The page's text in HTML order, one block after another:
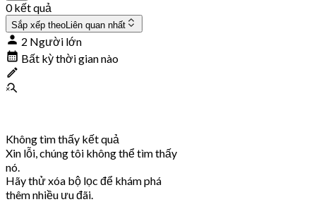
0 kết quả
Sắp xếp theoLiên quan nhất
2 Người lớn
Bất kỳ thời gian nào
Không tìm thấy kết quả
Xin lỗi, chúng tôi không thể tìm thấy
nó.
Hãy thử xóa bộ lọc để khám phá
thêm nhiều ưu đãi.